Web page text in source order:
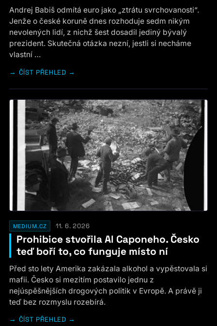
Andrej Babiš odmítá euro jako „ztrátu svrchovanosti“.
Jenže o české koruně dnes rozhoduje sedm nikým
nevolených lidí, z nichž šest dosadil jediný bývalý
prezident. Skutečná otázka nezní, jestli si necháme
vlastní …
ČÍST PŘEHLED →
MEDIUM.CZ 11. 6. 2026
Prohibice stvořila Al Caponeho. Česko
teď boří to, co funguje místo ní
Před sto lety Amerika zakázala alkohol a vypěstovala si
mafii. Česko si mezitím postavilo jednu z
nejúspěšnějších drogových politik v Evropě. A právě ji
teď bez rozmyslu rozebírá.
ČÍST PŘEHLED →